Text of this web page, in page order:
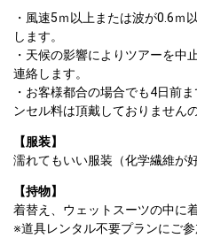
風速5ｍ以上または波が0.6ｍ
します。
天候の影響によりツアーを中
連絡します。
お客様都合の場合でも4日前
ンセル料は頂戴しておりません
【服装】
濡れてもいい服装（化学繊維が
【持物】
着替え、ウェットスーツの中に
※道具レンタル不要プランにご